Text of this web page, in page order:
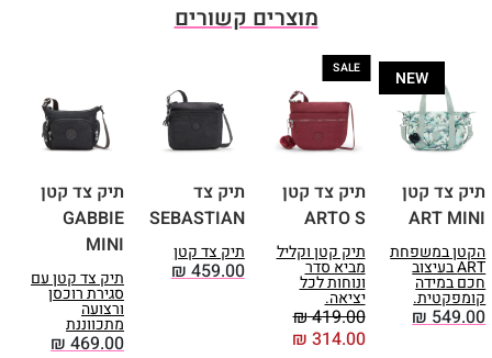
מוצרים קשורים
NEW
תיק צד קטן
ART MINI
הקטן במשפחת
ART בעיצוב
חכם במידה
קומפקטית.
₪549.00
SALE
תיק צד קטן
ARTO S
תיק קטן וקליל
מביא סדר
ונוחות לכל
יציאה.
₪419.00
₪ 314.00
תיק צד
SEBASTIAN
תיק צד קטן
₪459.00
תיק צד קטן
GABBIE
MINI
תיק צד קטן עם
סגירת רוכסן
ורצועה
מתכווננת
₪469.00